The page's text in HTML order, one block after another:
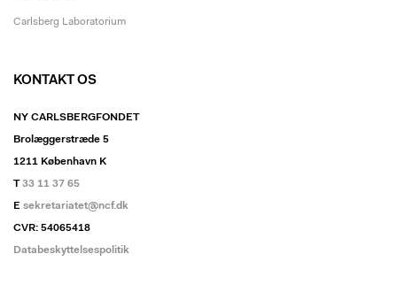
Carlsberg Laboratorium
KONTAKT OS
NY CARLSBERGFONDET
Brolæggerstræde 5
1211 København K
T33 11 37 65
E sekretariatet@ncf.dk
CVR: 54065418
Databeskyttelsespolitik